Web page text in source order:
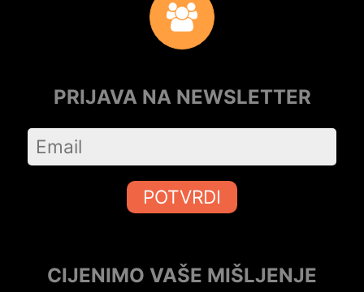
PRIJAVA NA NEWSLETTER
POTVRDI
CIJENIMO VAŠE MIŠLJENJE